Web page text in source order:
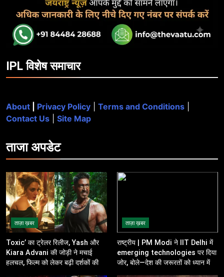
IPL विशेष समाचार
About Privacy Policy Terms and Conditions
Contact Us
Site Map
ताजाअपडेट
ताज़ा ख़बर
Toxic’ का ट्रेलर रिलीज, Yash और
Kiara Advani की जोड़ी ने मचाई
हलचल, फिल्म को लेकर बढ़ी दर्शकों की
ताज़ा ख़बर
राष्ट्रीय | PM Modi ने IIT Delhi में
emerging technologies पर दिया
जोर, बोले—देश की जरूरतों को ध्यान में